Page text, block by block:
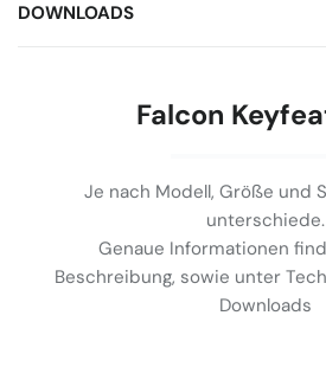
DOWNLOADS
Falcon
Je nach Modell, Größe und
unterschiede.
Genaue Informationen
Beschreibung, sowie unter
Downloads